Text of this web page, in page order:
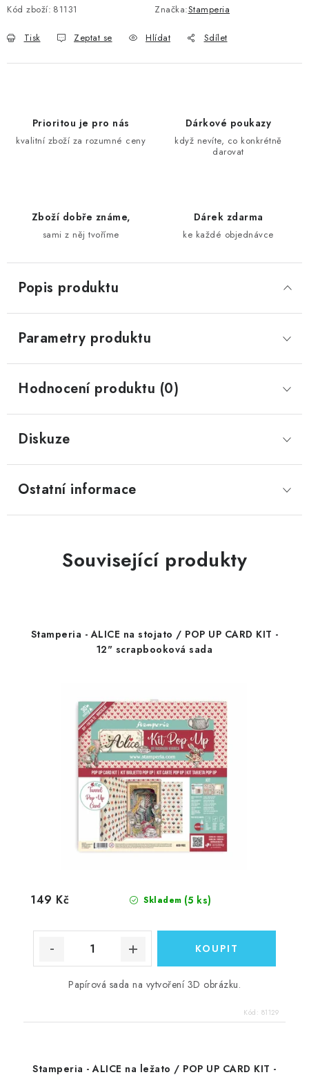
Kód zboží: 81131 Značka:Stamperia
Tisk Zeptat se Hlídat Sdílet
Prioritou je pro nás
kvalitní zboží za rozumné ceny
Dárkové poukazy
když nevíte, co konkrétně
darovat
Zboží dobře známe,
sami z něj tvoříme
Dárek zdarma
ke každé objednávce
Popis produktu
Parametry produktu
Hodnocení produktu (0)
Diskuze
Ostatní informace
Související produkty
Stamperia - ALICE na stojato / POP UP CARD KIT -
12" scrapbooková sada
Skladem (5 ks)
149 Kč
Papírová sada na vytvoření 3D obrázku.
Kód: 81129
Stamperia - ALICE na ležato / POP UP CARD KIT -